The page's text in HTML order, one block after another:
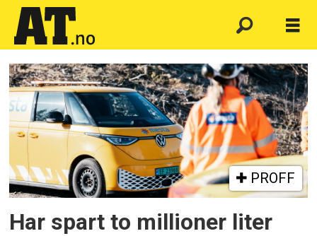
Emne:
mesta
PROFF
Har spart to millioner liter